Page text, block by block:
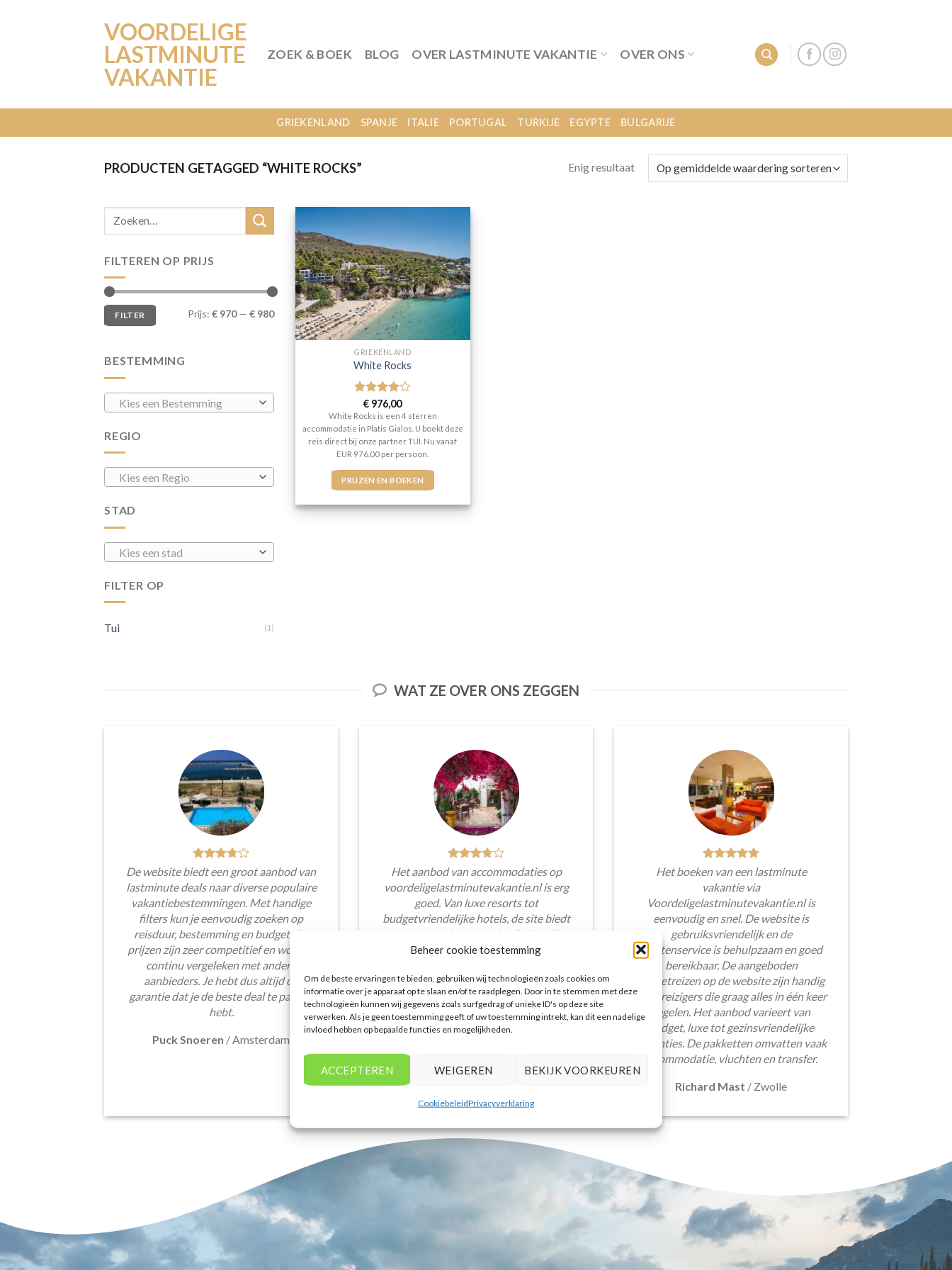
Beheer cookie toestemming
Om de beste ervaringen te bieden, gebruiken wij technologieën zoals cookies om
informatie over je apparaat op te slaan en/of te raadplegen. Door in te stemmen met deze
technologieën kunnen wij gegevens zoals surfgedrag of unieke ID's op deze site
verwerken. Als je geen toestemming geeft of uw toestemming intrekt, kan dit een nadelige
invloed hebben op bepaalde functies en mogelijkheden.
ACCEPTEREN WEIGEREN BEKIJK VOORKEUREN
CookiebeleidPrivacyverklaring
VOORDELIGE
LASTMINUTE
VAKANTIE
ZOEK & BOEK BLOG OVER LASTMINUTE VAKANTIE OVER ONS
GRIEKENLAND SPANJE ITALIE PORTUGAL TURKIJE EGYPTE BULGARIJE
PRODUCTEN GETAGGED “WHITE ROCKS” Enig resultaat
FILTEREN OP PRIJS
Min.
prijs
Max.
prijsFILTER Prijs: € 970— € 980
BESTEMMING
Kies een Bestemming
REGIO
Kies een Regio
STAD
Kies een stad
FILTER OP
Tui (1)
GRIEKENLAND
White Rocks
Gewaardeerd
4uit 5
€ 976,00
White Rocks is een 4 sterren
accommodatie in Platis Gialos. U boekt deze
reis direct bij onze partner TUI. Nu vanaf
EUR 976.00 per persoon.
PRIJZEN EN BOEKEN
WAT ZE OVER ONS ZEGGEN
De website biedt een groot aanbod van
lastminute deals naar diverse populaire
vakantiebestemmingen. Met handige
filters kun je eenvoudig zoeken op
reisduur, bestemming en budget. De
prijzen zijn zeer competitief en worden
continu vergeleken met andere
aanbieders. Je hebt dus altijd de
garantie dat je de beste deal te pakken
hebt.
Puck Snoeren / Amsterdam
Het aanbod van accommodaties op
voordeligelastminutevakantie.nl is erg
goed. Van luxe resorts tot
budgetvriendelijke hotels, de site biedt
een breed scala aan opties. De handige
zoekfilters maakten het eenvoudig om
aansluiten bij mijn voorkeuren en
budget.
Tim Beukers/Tilburg
Het boeken van een lastminute
vakantie via
Voordeligelastminutevakantie.nl is
eenvoudig en snel. De website is
gebruiksvriendelijk en de
klantenservice is behulpzaam en goed
bereikbaar. De aangeboden
pakketreizen op de website zijn handig
voor reizigers die graag alles in één keer
regelen. Het aanbod varieert van
budget, luxe tot gezinsvriendelijke
vakanties. De pakketten omvatten vaak
accommodatie, vluchten en transfer.
Richard Mast / Zwolle